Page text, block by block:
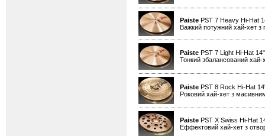
Paiste PST 7 Heavy Hi-Hat
Важкий потужний хай-хет з
Paiste PST 7 Light Hi-Hat
Тонкий збалансований
Paiste PST 8 Rock Hi-Hat
Роковий хай-хет з
Paiste PST X Swiss Hi-Hat
Еффектовий хай-хет з